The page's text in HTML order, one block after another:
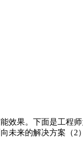
效果。下面是工程
未来的解决方案（